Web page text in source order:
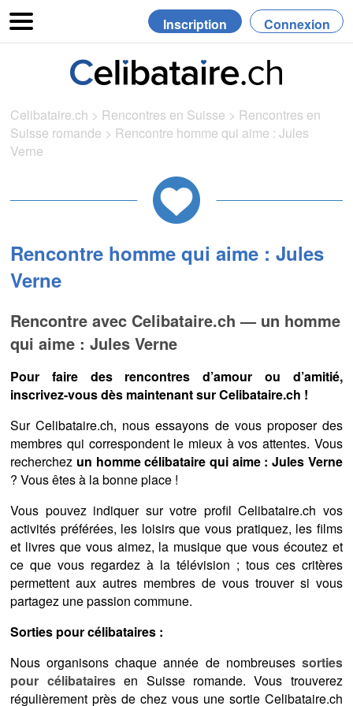
Inscription Connexion
Celibataire.ch > Rencontres en Suisse > Rencontres en
Suisse romande > Rencontre homme qui aime : Jules
Verne
Rencontre homme qui aime : Jules
Verne
Rencontre avec Celibataire.ch — un homme
qui aime : Jules Verne
Pour faire des rencontres d’amour ou d’amitié,
inscrivez-vous dès maintenant sur Celibataire.ch !
Sur Celibataire.ch, nous essayons de vous proposer des
membres qui correspondent le mieux à vos attentes. Vous
recherchez un homme célibataire qui aime : Jules Verne
? Vous êtes à la bonne place !
Vous pouvez indiquer sur votre profil Celibataire.ch vos
activités préférées, les loisirs que vous pratiquez, les films
et livres que vous aimez, la musique que vous écoutez et
ce que vous regardez à la télévision ; tous ces critères
permettent aux autres membres de vous trouver si vous
partagez une passion commune.
Sorties pour célibataires :
Nous organisons chaque année de nombreuses sorties
pour célibatairesen Suisse romande. Vous trouverez
régulièrement près de chez vous une sortie Celibataire.ch